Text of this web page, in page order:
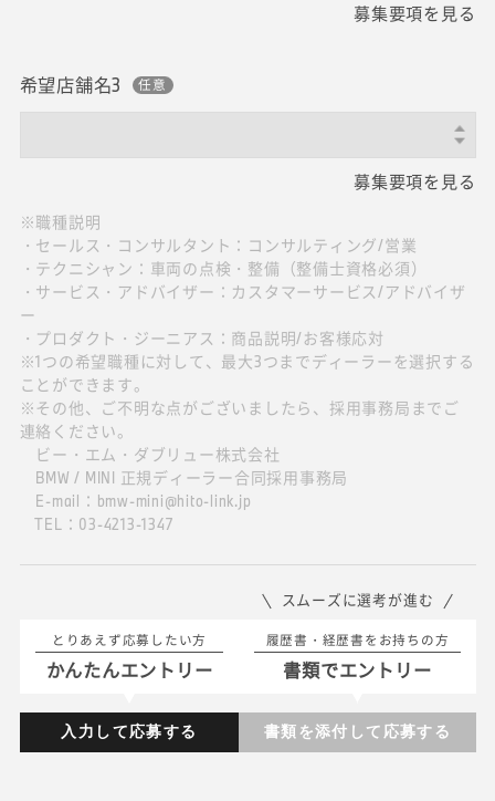
募集要項を見る
希望店舗名3
募集要項を見る
※職種説明
・セールス・コンサルタント：コンサルティング/営業
・テクニシャン：車両の点検・整備（整備士資格必須）
・サービス・アドバイザー：カスタマーサービス/アドバイザ
ー
・プロダクト・ジーニアス：商品説明/お客様応対
※1つの希望職種に対して、最大3つまでディーラーを選択する
ことができます。
※その他、ご不明な点がございましたら、採用事務局までご
連絡ください。
ビー・エム・ダブリュー株式会社
BMW / MINI 正規ディーラー合同採用事務局
E-mail：bmw-mini@hito-link.jp
TEL：03-4213-1347
とりあえず応募したい方
かんたんエントリー
入力して応募する
スムーズに選考が進む
履歴書・経歴書をお持ちの方
書類でエントリー
書類を添付して応募する